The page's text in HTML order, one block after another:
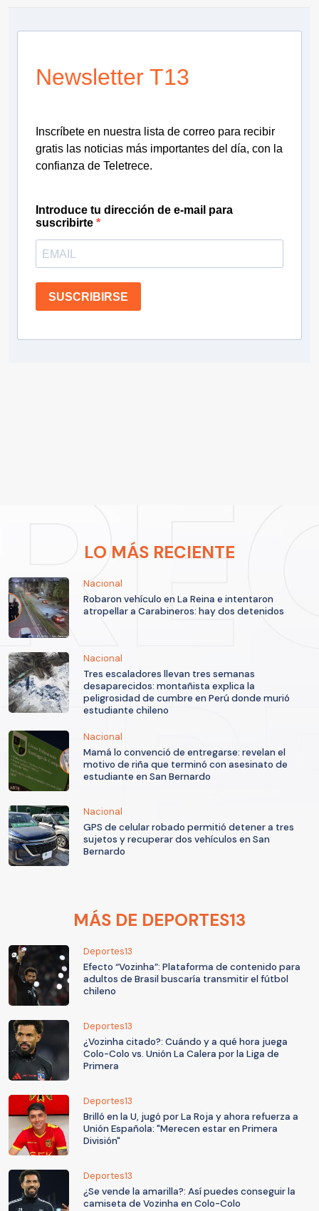
Newsletter T13
Inscríbete en nuestra lista de correo para recibir
gratis las noticias más importantes del día, con la
confianza de Teletrece.
Introduce tu dirección de e-mail para
suscribirte
SUSCRIBIRSE
LO MÁS RECIENTE
Nacional
Robaron vehículo en La Reina e intentaron
atropellar a Carabineros: hay dos detenidos
Nacional
Tres escaladores llevan tres semanas
desaparecidos: montañista explica la
peligrosidad de cumbre en Perú donde murió
estudiante chileno
Nacional
Mamá lo convenció de entregarse: revelan el
motivo de riña que terminó con asesinato de
estudiante en San Bernardo
Nacional
GPS de celular robado permitió detener a tres
sujetos y recuperar dos vehículos en San
Bernardo
MÁS DE DEPORTES13
Deportes13
Efecto “Vozinha”: Plataforma de contenido para
adultos de Brasil buscaría transmitir el fútbol
chileno
Deportes13
¿Vozinha citado?: Cuándo y a qué hora juega
Colo-Colo vs. Unión La Calera por la Liga de
Primera
Deportes13
Brilló en la U, jugó por La Roja y ahora refuerza a
Unión Española: "Merecen estar en Primera
División"
Deportes13
¿Se vende la amarilla?: Así puedes conseguir la
camiseta de Vozinha en Colo-Colo